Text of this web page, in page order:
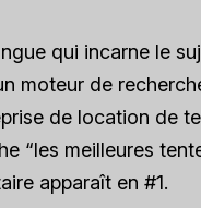
qui incarne le
moteur de
de location de
“les meilleures
apparaît en #1.